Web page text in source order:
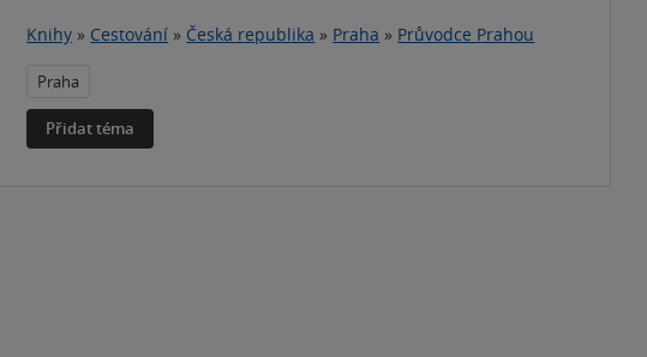
Knihy » Cestování » Česká republika » Praha » Průvodce Prahou
Praha
Přidat téma